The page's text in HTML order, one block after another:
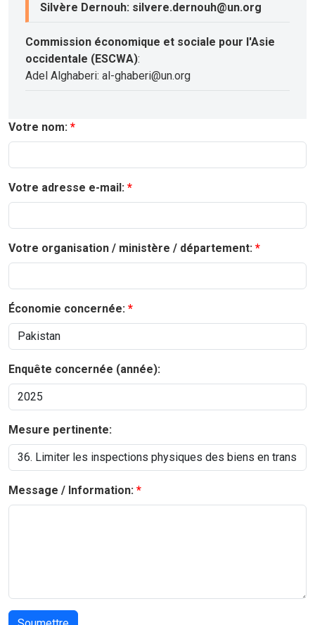
Silvère Dernouh: silvere.dernouh@un.org
Commission économique et sociale pour l'Asie
occidentale (ESCWA):
Adel Alghaberi: al-ghaberi@un.org
Votre nom:
Votre adresse e-mail:
Votre organisation / ministère / département:
Économie concernée:
Enquête concernée (année):
Mesure pertinente:
Message / Information: